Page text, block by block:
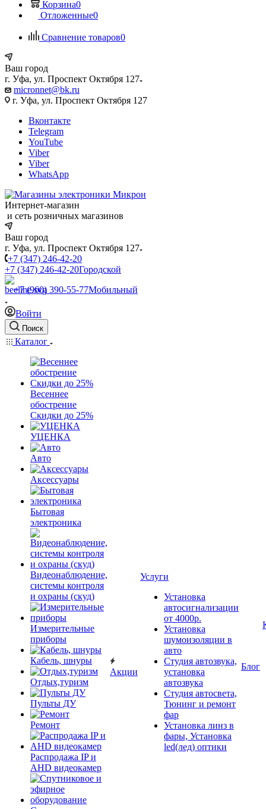
Корзина0
Отложенные0
Сравнение товаров0
Ваш город
г. Уфа, ул. Проспект Октября 127
micronnet@bk.ru
г. Уфа, ул. Проспект Октября 127
Вконтакте
Telegram
YouTube
Viber
Viber
WhatsApp
Интернет-магазин
и сеть розничных магазинов
Ваш город
г. Уфа, ул. Проспект Октября 127
+7 (347) 246-42-20
+7 (347) 246-42-20Городской
+7 (960) 390-55-77Мобильный
Войти
Поиск
Каталог
Весеннее
обострение
Скидки до 25%
УЦЕНКА
Авто
Аксессуары
Бытовая
электроника
Видеонаблюдение,
системы контроля
и охраны (скуд)
Измерительные
приборы
Кабель, шнуры
Отдых,туризм
Пульты ДУ
Ремонт
Распродажа IP и
AHD видеокамер
Акции
Услуги
Установка
автосигнализации
от 4000р.
Установка
шумоизоляции в
авто
Студия автозвука,
установка
автозвука
Студия автосвета,
Тюнинг и ремонт
фар
Установка линз в
фары, Установка
led(лед) оптики
Блог